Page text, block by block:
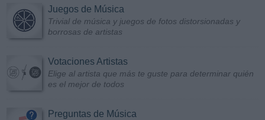
Juegos de Música
Trivial de música y juegos de fotos distorsionadas y
borrosas de artistas
Votaciones Artistas
Elige al artista que más te guste para determinar quién
es el mejor de todos
Preguntas de Música